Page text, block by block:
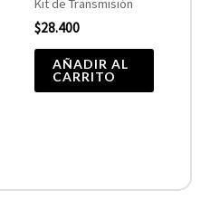
Kit de Transmisión
$28.400
AÑADIR AL
CARRITO